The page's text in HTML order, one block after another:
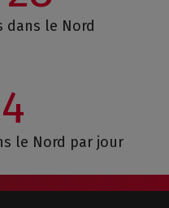
dans le Nord
le Nord par jour